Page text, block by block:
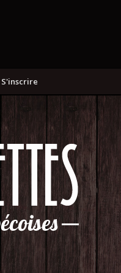
S'inscrire